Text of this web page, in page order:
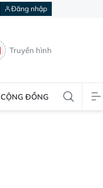
Đăng nhập
Truyền hình
CỘNG ĐỒNG